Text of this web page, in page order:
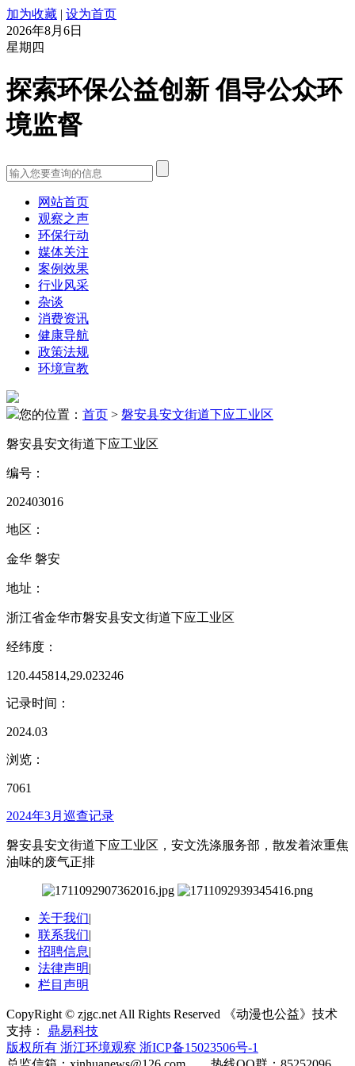
加为收藏 | 设为首页
2026年8月6日
星期四
探索环保公益创新 倡导公众环
境监督
网站首页
观察之声
环保行动
媒体关注
案例效果
行业风采
杂谈
消费资讯
健康导航
政策法规
环境宣教
您的位置： 首页 > 磐安县安文街道下应工业区
磐安县安文街道下应工业区
编号：
202403016
地区：
金华 磐安
地址：
浙江省金华市磐安县安文街道下应工业区
经纬度：
120.445814,29.023246
记录时间：
2024.03
浏览：
7061
2024年3月巡查记录
磐安县安文街道下应工业区，安文洗涤服务部，散发着浓重焦
油味的废气正排
关于我们|
联系我们|
招聘信息|
法律声明|
栏目声明
CopyRight © zjgc.net All Rights Reserved 《动漫也公益》技术
支持： 鼎易科技
版权所有 浙江环境观察 浙ICP备15023506号-1